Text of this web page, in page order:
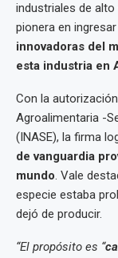
industriales de alto
pionera en
innovadoras del
esta industria en
Con la
Agroalimentaria -
(INASE), la firma
de vanguardia
mundo. Vale
especie estaba
dejó de producir.
“El propósito es “